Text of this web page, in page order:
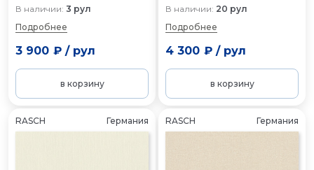
В наличии: 3 рул
Подробнее
3 900 ₽/ рул
в корзину
В наличии: 20 рул
Подробнее
4 300 ₽/ рул
в корзину
RASCH Германия RASCH Германия